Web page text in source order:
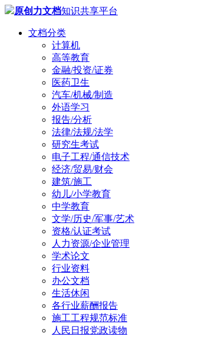
原创力文档知识共享平台
文档分类
计算机
高等教育
金融/投资/证券
医药卫生
汽车/机械/制造
外语学习
报告/分析
法律/法规/法学
研究生考试
电子工程/通信技术
经济/贸易/财会
建筑/施工
幼儿/小学教育
中学教育
文学/历史/军事/艺术
资格/认证考试
人力资源/企业管理
学术论文
行业资料
办公文档
生活休闲
各行业薪酬报告
施工工程规范标准
人民日报党政读物